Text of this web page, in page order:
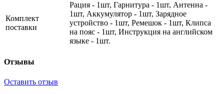
Комплект
поставки
Рация - 1шт, Гарнитура - 1шт, Антенна -
1шт, Аккумулятор - 1шт, Зарядное
устройство - 1шт, Ремешок - 1шт, Клипса
на пояс - 1шт, Инструкция на английском
языке - 1шт.
Отзывы
Оставить отзыв